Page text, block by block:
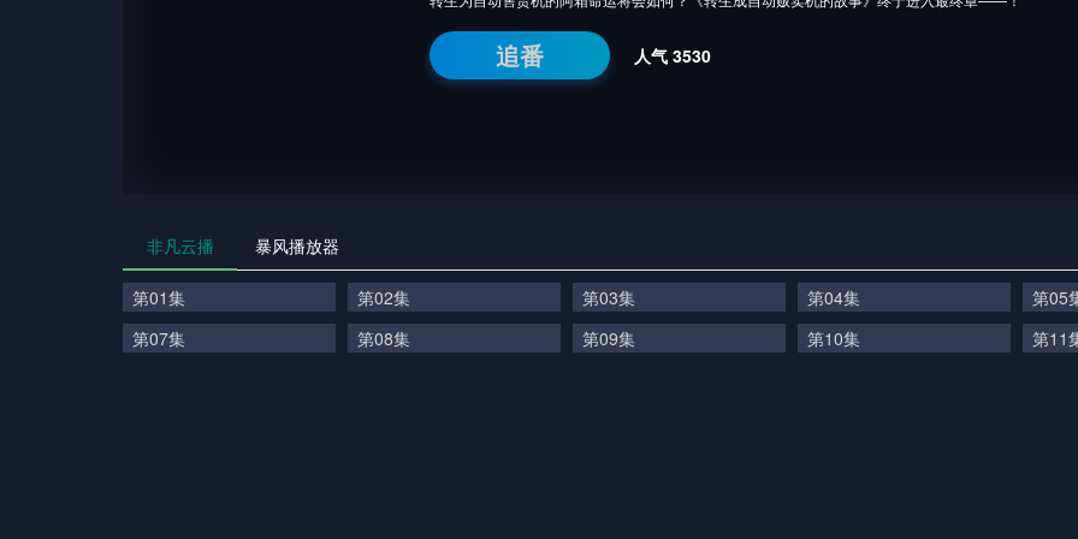
追番 人气 3530
非凡云播 暴风播放器
第01集 第02集 第03集 第04集
第05
第07集
第08集 第09集 第10集 第11